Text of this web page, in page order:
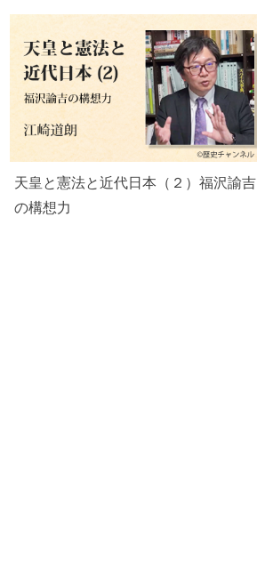
天皇と憲法と近代日本（２）福沢諭吉
の構想力